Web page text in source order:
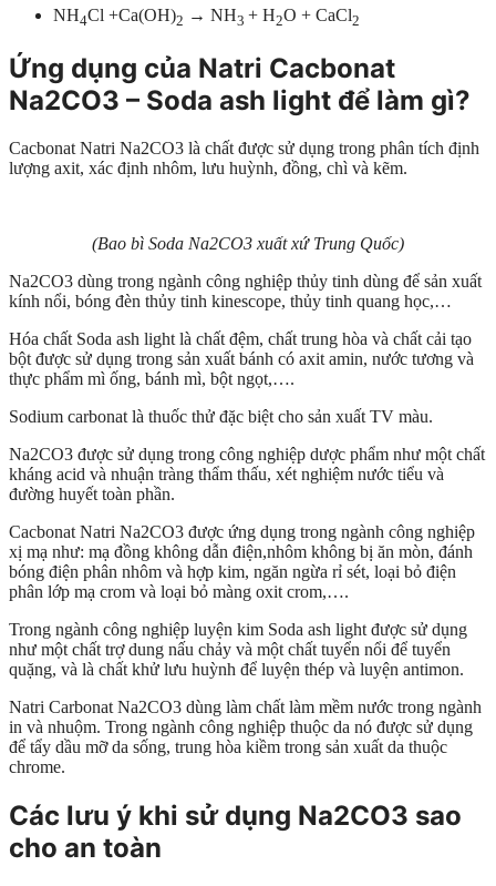
NH4Cl +Ca(OH)2 → NH3 + H2O + CaCl2
Ứng dụng của Natri Cacbonat
Na2CO3 – Soda ash light để làm gì?
Cacbonat Natri Na2CO3 là chất được sử dụng trong phân tích định
lượng axit, xác định nhôm, lưu huỳnh, đồng, chì và kẽm.
(Bao bì Soda Na2CO3 xuất xứ Trung Quốc)
Na2CO3 dùng trong ngành công nghiệp thủy tinh dùng để sản xuất
kính nổi, bóng đèn thủy tinh kinescope, thủy tinh quang học,…
Hóa chất Soda ash light là chất đệm, chất trung hòa và chất cải tạo
bột được sử dụng trong sản xuất bánh có axit amin, nước tương và
thực phẩm mì ống, bánh mì, bột ngọt,….
Sodium carbonat là thuốc thử đặc biệt cho sản xuất TV màu.
Na2CO3 được sử dụng trong công nghiệp dược phẩm như một chất
kháng acid và nhuận tràng thẩm thấu, xét nghiệm nước tiểu và
đường huyết toàn phần.
Cacbonat Natri Na2CO3 được ứng dụng trong ngành công nghiệp
xị mạ như: mạ đồng không dẫn điện,nhôm không bị ăn mòn, đánh
bóng điện phân nhôm và hợp kim, ngăn ngừa rỉ sét, loại bỏ điện
phân lớp mạ crom và loại bỏ màng oxit crom,….
Trong ngành công nghiệp luyện kim Soda ash light được sử dụng
như một chất trợ dung nấu chảy và một chất tuyển nổi để tuyển
quặng, và là chất khử lưu huỳnh để luyện thép và luyện antimon.
Natri Carbonat Na2CO3 dùng làm chất làm mềm nước trong ngành
in và nhuộm. Trong ngành công nghiệp thuộc da nó được sử dụng
để tẩy dầu mỡ da sống, trung hòa kiềm trong sản xuất da thuộc
chrome.
Các lưu ý khi sử dụng Na2CO3 sao
cho an toàn